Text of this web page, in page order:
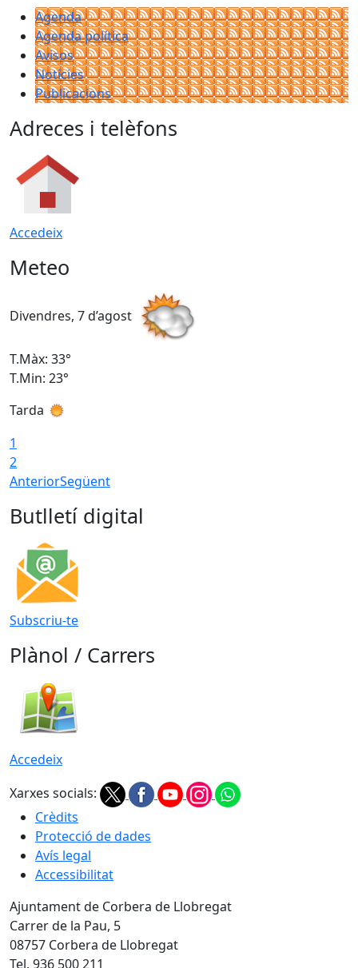
Agenda
Agenda política
Avisos
Notícies
Publicacions
Adreces i telèfons
Accedeix
Meteo
Divendres, 7 d’agost
T.Màx: 33°
T.Min: 23°
Tarda
1
2
AnteriorSegüent
Butlletí digital
Subscriu-te
Plànol / Carrers
Accedeix
Xarxes socials:
Crèdits
Protecció de dades
Avís legal
Accessibilitat
Ajuntament de Corbera de Llobregat
Carrer de la Pau, 5
08757 Corbera de Llobregat
Tel. 936 500 211